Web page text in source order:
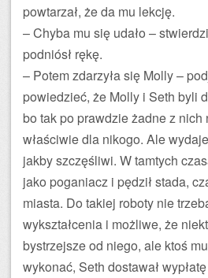
powtarzał, że da mu lekcję.
– Chyba mu się udało –
podniósł rękę.
– Potem zdarzyła się Molly –
powiedzieć, że Molly i Seth byli
bo tak po prawdzie żadne z nich
właściwie dla nikogo. Ale
jakby szczęśliwi. W tamtych
jako poganiacz i pędził stada,
miasta. Do takiej roboty nie
wykształcenia i możliwe, że
bystrzejsze od niego, ale ktoś
wykonać, Seth dostawał